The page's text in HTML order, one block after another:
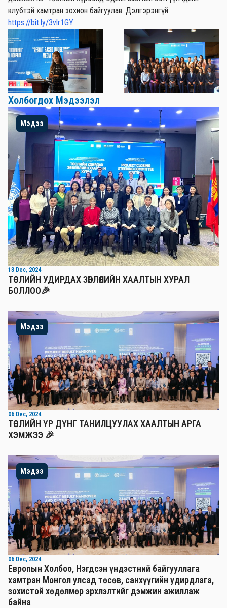
клубтэй хамтран зохион байгуулав. Дэлгэрэнгүй
https://bit.ly/3vlr1GY
Холбогдох Мэдээлэл
Мэдээ
13 Dec, 2024
ТӨСЛИЙН УДИРДАХ ЗӨВЛӨЛИЙН ХААЛТЫН ХУРАЛ
БОЛЛОО🎉
Мэдээ
06 Dec, 2024
ТӨСЛИЙН ҮР ДҮНГ ТАНИЛЦУУЛАХ ХААЛТЫН АРГА
ХЭМЖЭЭ 🎉
Мэдээ
06 Dec, 2024
Европын Холбоо, Нэгдсэн үндэстний байгууллага
хамтран Монгол улсад төсөв, санхүүгийн удирдлага,
зохистой хөдөлмөр эрхлэлтийг дэмжин ажиллаж
байна